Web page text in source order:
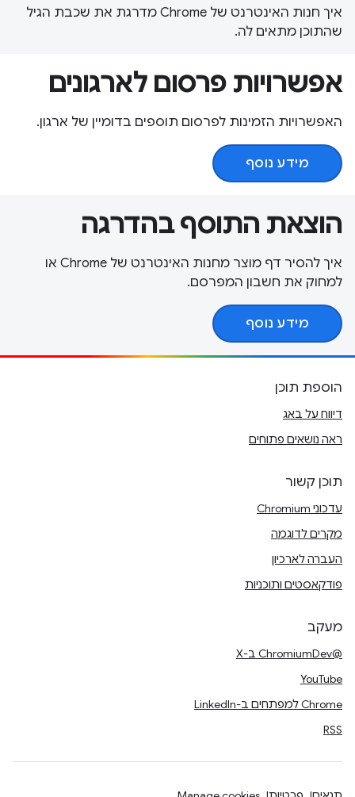
איך חנות האינטרנט של Chrome מדרגת את שכבת הגיל
שהתוכן מתאים לה.
אפשרויות פרסום לארגונים
האפשרויות הזמינות לפרסום תוספים בדומיין של ארגון.
מידע נוסף
הוצאת התוסף בהדרגה
איך להסיר דף מוצר מחנות האינטרנט של Chrome או
למחוק את חשבון המפרסם.
מידע נוסף
הוספת תוכן
דיווח על באג
ראה נושאים פתוחים
תוכן קשור
עדכוני Chromium
מקרים לדוגמה
העברה לארכיון
פודקאסטים ותוכניות
מעקב
@ChromiumDev ב-X
YouTube
Chrome למפתחים ב-LinkedIn
RSS